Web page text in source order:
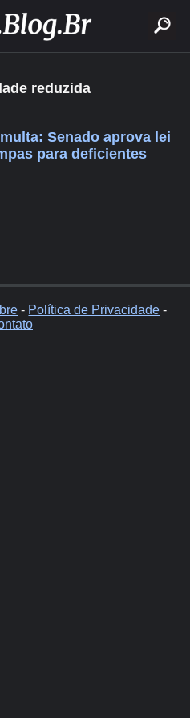
reduzida
Senado aprova lei
para deficientes
- Política de Privacidade -